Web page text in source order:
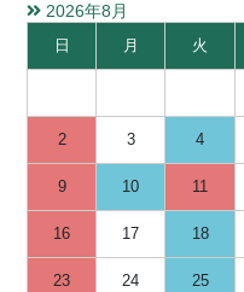
2026年8月
日 月 火
2 3 4
9 10 11
16 17 18
23 24 25